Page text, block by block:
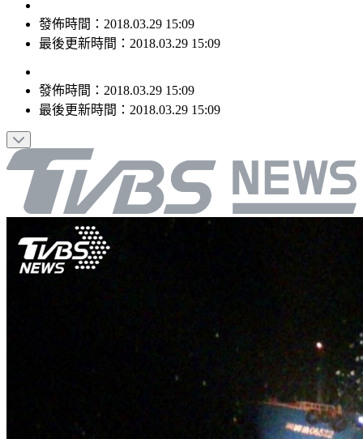
發佈時間：2018.03.29 15:09
發佈時間：2018.03.29 15:09